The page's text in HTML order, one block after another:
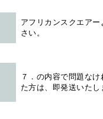
アフリカンスクエアー
さい。
７．の内容で問題な
た方は、即発送いたし